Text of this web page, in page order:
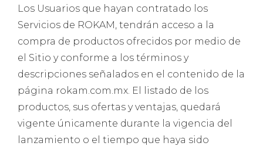
Los Usuarios que hayan contratado los
Servicios de ROKAM, tendrán acceso a la
compra de productos ofrecidos por medio de
el Sitio y conforme a los términos y
descripciones señalados en el contenido de la
página rokam.com.mx. El listado de los
productos, sus ofertas y ventajas, quedará
vigente únicamente durante la vigencia del
lanzamiento o el tiempo que haya sido